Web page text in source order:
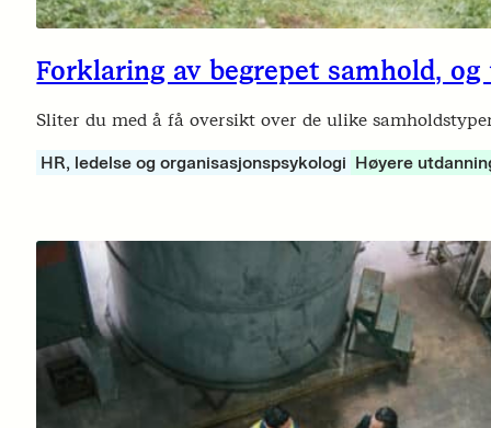
Forklaring av begrepet samhold,
Sliter du med å få oversikt over de ulike
HR, ledelse og organisasjonspsykologi Høyere